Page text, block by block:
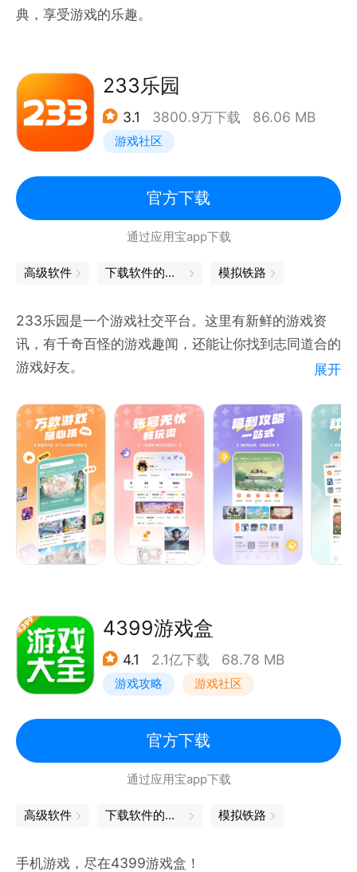
典，享受游戏的乐趣。
233乐园
3.1 3800.9万下载 86.06 MB
游戏社区
官方下载
通过应用宝app下载
高级软件 下载软件的软件 模拟铁路
233乐园是一个游戏社交平台。这里有新鲜的游戏资
讯，有千奇百怪的游戏趣闻，还能让你找到志同道合的
游戏好友。
【精彩社区】
好玩又有趣的游戏社区，发现你喜欢的那一款。
【社区交友】
交流游戏中的有趣瞬间，寻找志同道合的游戏好友。
展开
4399游戏盒
4.1 2.1亿下载 68.78 MB
游戏攻略 游戏社区
官方下载
通过应用宝app下载
高级软件 下载软件的软件 模拟铁路
手机游戏，尽在4399游戏盒！